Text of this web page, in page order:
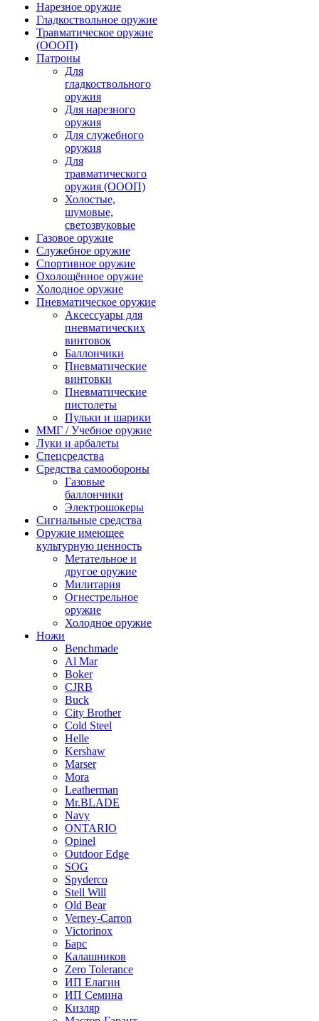
Нарезное оружие
Гладкоствольное оружие
Травматическое оружие
(ОООП)
Патроны
Для
гладкоствольного
оружия
Для нарезного
оружия
Для служебного
оружия
Для
травматического
оружия (ОООП)
Холостые,
шумовые,
светозвуковые
Газовое оружие
Служебное оружие
Спортивное оружие
Охолощённое оружие
Холодное оружие
Пневматическое оружие
Аксессуары для
пневматических
винтовок
Баллончики
Пневматические
винтовки
Пневматические
пистолеты
Пульки и шарики
ММГ / Учебное оружие
Луки и арбалеты
Спецсредства
Средства самообороны
Газовые
баллончики
Электрошокеры
Сигнальные средства
Оружие имеющее
культурную ценность
Метательное и
другое оружие
Милитария
Огнестрельное
оружие
Холодное оружие
Ножи
Benchmade
Al Mar
Boker
CJRB
Buck
City Brother
Cold Steel
Helle
Kershaw
Marser
Mora
Leatherman
Mr.BLADE
Navy
ONTARIO
Opinel
Outdoor Edge
SOG
Spyderco
Stell Will
Old Bear
Verney-Carron
Victorinox
Барс
Калашников
Zero Tolerance
ИП Елагин
ИП Семина
Кизляр